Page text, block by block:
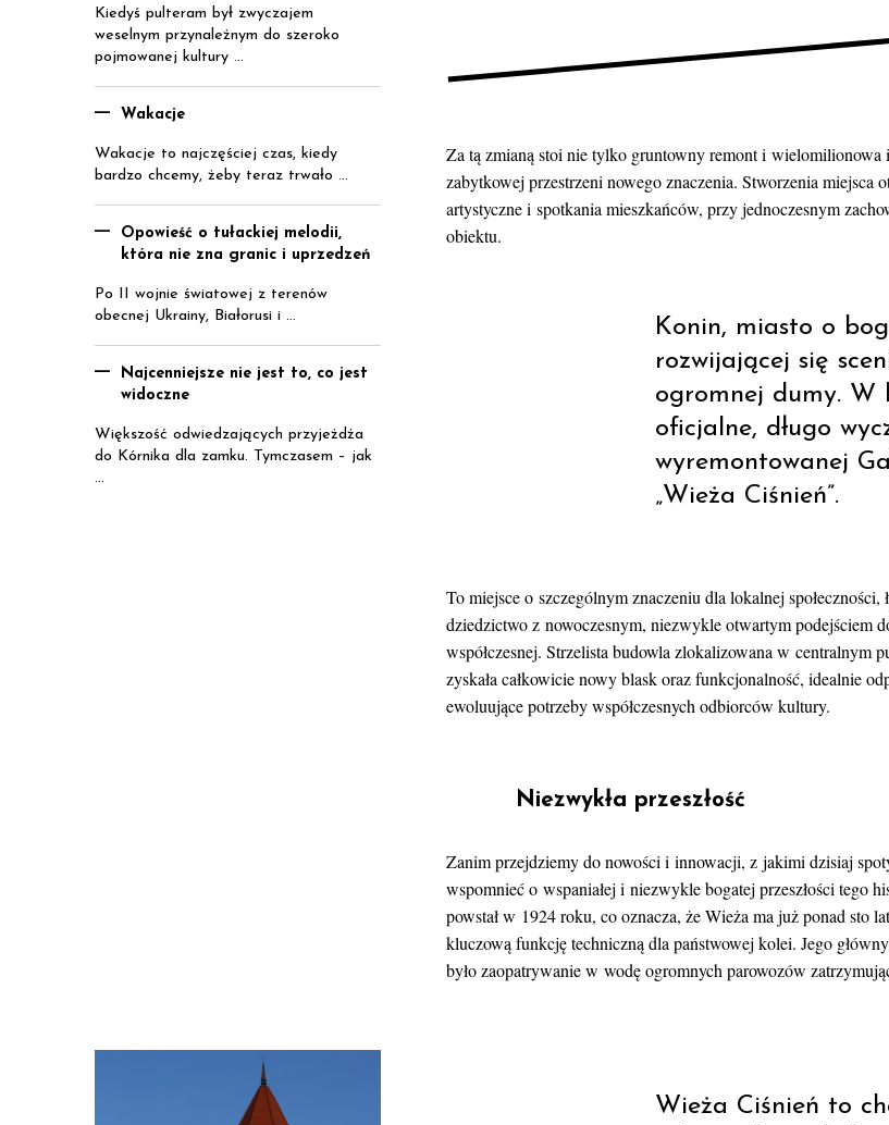
Za tą zmianą stoi nie tylko gruntowny remont i wielomilionowa
zabytkowej przestrzeni nowego znaczenia. Stworzenia miejsca
artystyczne i spotkania mieszkańców, przy jednoczesnym
obiektu.
Konin, miasto o
rozwijającej się
ogromnej dumy. W
oficjalne, długo
wyremontowanej
„Wieża Ciśnień”.
To miejsce o szczególnym znaczeniu dla lokalnej społeczności,
dziedzictwo z nowoczesnym, niezwykle otwartym podejściem
współczesnej. Strzelista budowla zlokalizowana w centralnym
zyskała całkowicie nowy blask oraz funkcjonalność, idealnie
ewoluujące potrzeby współczesnych odbiorców kultury.
Niezwykła przeszłość
Zanim przejdziemy do nowości i innowacji, z jakimi dzisiaj
wspomnieć o wspaniałej i niezwykle bogatej przeszłości tego
powstał w 1924 roku, co oznacza, że Wieża ma już ponad sto
kluczową funkcję techniczną dla państwowej kolei. Jego
było zaopatrywanie w wodę ogromnych parowozów
Wieża Ciśnień to
Kiedyś pulteram był zwyczajem
weselnym przynależnym do szeroko
pojmowanej kultury ...
Wakacje
Wakacje to najczęściej czas, kiedy
bardzo chcemy, żeby teraz trwało ...
Opowieść o tułackiej melodii,
która nie zna granic i uprzedzeń
Po II wojnie światowej z terenów
obecnej Ukrainy, Białorusi i ...
Najcenniejsze nie jest to, co jest
widoczne
Większość odwiedzających przyjeżdża
do Kórnika dla zamku. Tymczasem – jak
...